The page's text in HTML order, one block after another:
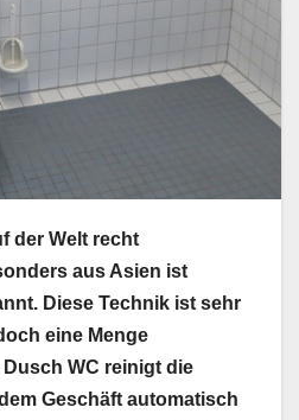
der Welt recht
aus Asien ist
Diese Technik ist sehr
eine Menge
WC reinigt die
Geschäft automatisch